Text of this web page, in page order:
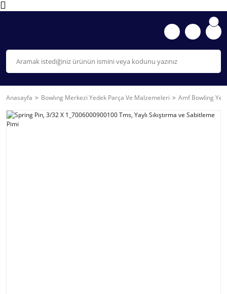
Anasayfa Bowlıng Merkezi Yedek Parça Ve Malzemeleri Amf Bowling